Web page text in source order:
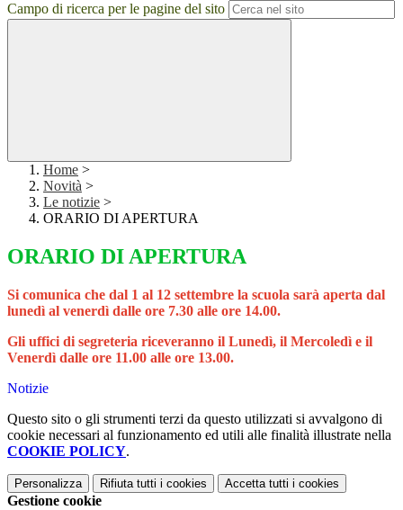
Campo di ricerca per le pagine del sito
Home >
Novità >
Le notizie >
ORARIO DI APERTURA
ORARIO DI APERTURA
Si comunica che dal 1 al 12 settembre la scuola sarà aperta dal
lunedì al venerdì dalle ore 7.30 alle ore 14.00.
Gli uffici di segreteria riceveranno il Lunedì, il Mercoledì e il
Venerdì dalle ore 11.00 alle ore 13.00.
Notizie
Questo sito o gli strumenti terzi da questo utilizzati si avvalgono di
cookie necessari al funzionamento ed utili alle finalità illustrate nella
COOKIE POLICY.
Personalizza Rifiuta tutti i cookies Accetta tutti i cookies
Gestione cookie